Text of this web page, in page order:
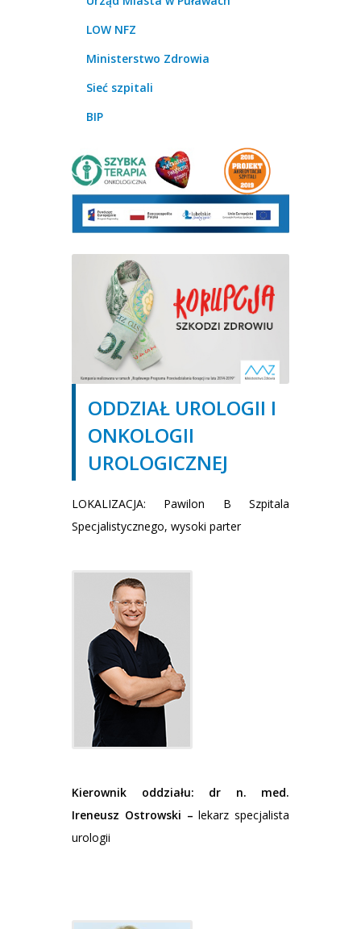
LOW NFZ
Ministerstwo Zdrowia
Sieć szpitali
BIP
ODDZIAŁ UROLOGII I
ONKOLOGII
UROLOGICZNEJ
LOKALIZACJA: Pawilon B Szpitala
Specjalistycznego, wysoki parter
Kierownik oddziału: dr n. med.
Ireneusz Ostrowski –lekarz specjalista
urologii